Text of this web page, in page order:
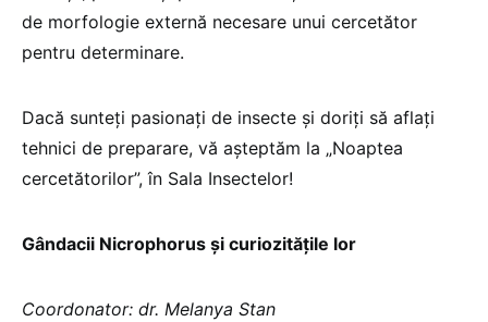
de morfologie externă necesare unui cercetător
pentru determinare.
Dacă sunteți pasionați de insecte și doriți să aflați
tehnici de preparare, vă așteptăm la „Noaptea
cercetătorilor”, în Sala Insectelor!
Gândacii Nicrophorus și curiozitățile lor
Coordonator: dr. Melanya Stan